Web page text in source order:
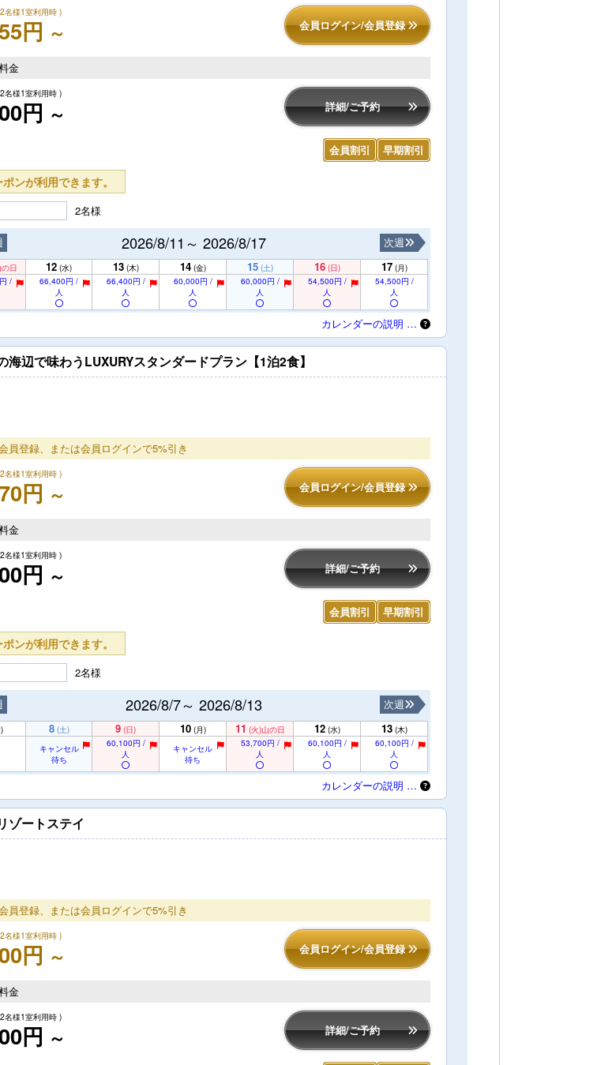
名様1室利用時 )
円 ～ 会員ログイン/会員登録
金
名様1室利用時 )
円 ～ 詳細/ご予約
会員割引 早期割引
ンが利用できます。
2名様
2026/8/11～ 2026/8/17
次週
日 12 (水) 13 (木) 14 (金) 15 (土) 16 (日) 17 (月)
/
66,400円 /
人
66,400円 /
人
60,000円 /
人
60,000円 /
人
54,500円 /
人
54,500円 /
人
カレンダーの説明 …
辺で味わうLUXURYスタンダードプラン【1泊2食】
員登録、または会員ログインで5%引き
名様1室利用時 )
円 ～ 会員ログイン/会員登録
金
名様1室利用時 )
円 ～ 詳細/ご予約
会員割引 早期割引
ンが利用できます。
2名様
2026/8/7～ 2026/8/13
次週
8 (土) 9 (日) 10 (月) 11 (火)山の日 12 (水) 13 (木)
キャンセル
待ち
60,100円 /
人
キャンセル
待ち
53,700円 /
人
60,100円 /
人
60,100円 /
人
カレンダーの説明 …
ゾートステイ
員登録、または会員ログインで5%引き
名様1室利用時 )
円 ～ 会員ログイン/会員登録
金
名様1室利用時 )
円 ～ 詳細/ご予約